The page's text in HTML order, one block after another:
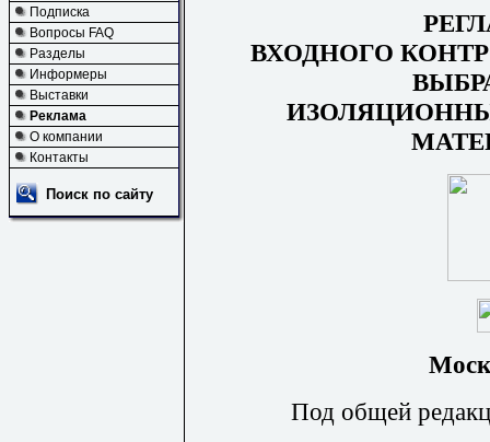
Подписка
Вопросы FAQ
Разделы
Информеры
Выставки
Реклама
О компании
Контакты
Поиск по сайту
ВХОДНОГО
Под общей